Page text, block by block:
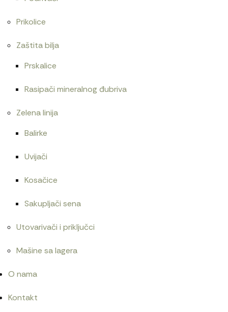
Prikolice
Zaštita bilja
Prskalice
Rasipači mineralnog đubriva
Zelena linija
Balirke
Uvijači
Kosačice
Sakupljači sena
Utovarivači i priključci
Mašine sa lagera
O nama
Kontakt